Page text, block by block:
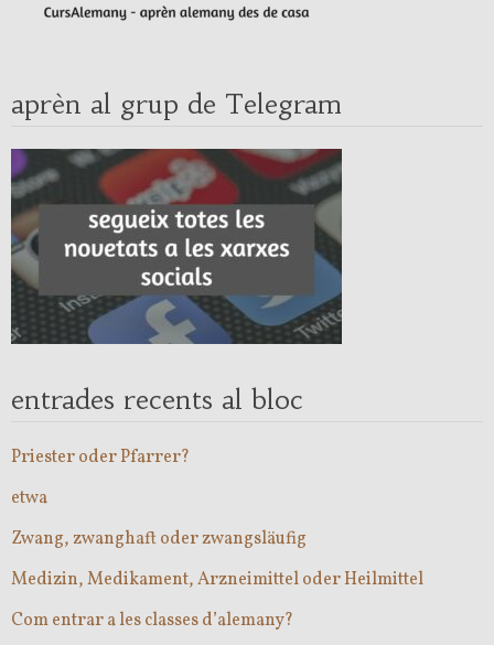
aprèn al grup de Telegram
entrades recents al bloc
Priester oder Pfarrer?
etwa
Zwang, zwanghaft oder zwangsläufig
Medizin, Medikament, Arzneimittel oder Heilmittel
Com entrar a les classes d’alemany?